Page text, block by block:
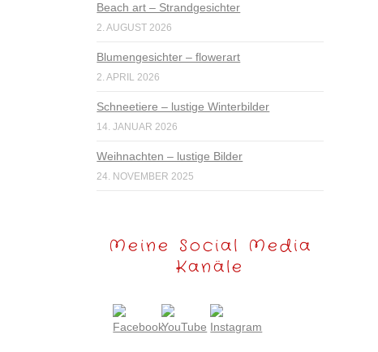
Beach art – Strandgesichter
2. AUGUST 2026
Blumengesichter – flowerart
2. APRIL 2026
Schneetiere – lustige Winterbilder
14. JANUAR 2026
Weihnachten – lustige Bilder
24. NOVEMBER 2025
Meine Social Media
Kanäle